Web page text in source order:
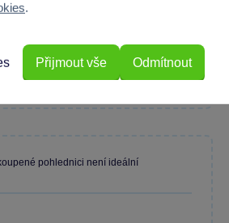
s tímto zbožím?
a pomozte ostatním s výběrem.
pohlednici není ideální
.
Odmítnout
Přijmout vše